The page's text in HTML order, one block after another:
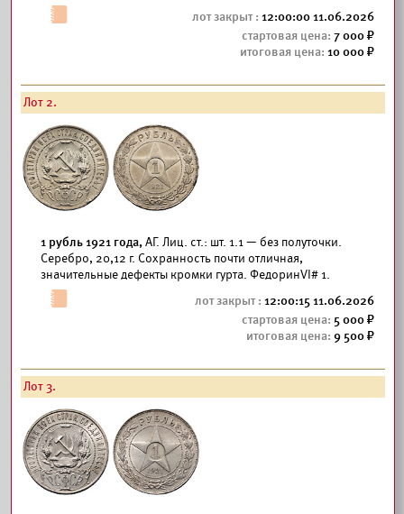
12:00:00 11.06.2026
7 000
10 000
Лот 2.
1 рубль 1921 года,АГ. Лиц. ст.: шт. 1.1 — без полуточки.
Серебро, 20,12 г. Сохранность почти отличная,
значительные дефекты кромки гурта. ФедоринVI# 1.
12:00:15 11.06.2026
5 000
9 500
Лот 3.